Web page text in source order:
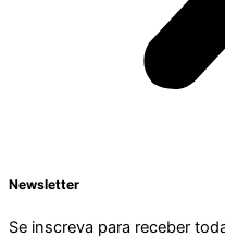
Newsletter
Se inscreva para receber